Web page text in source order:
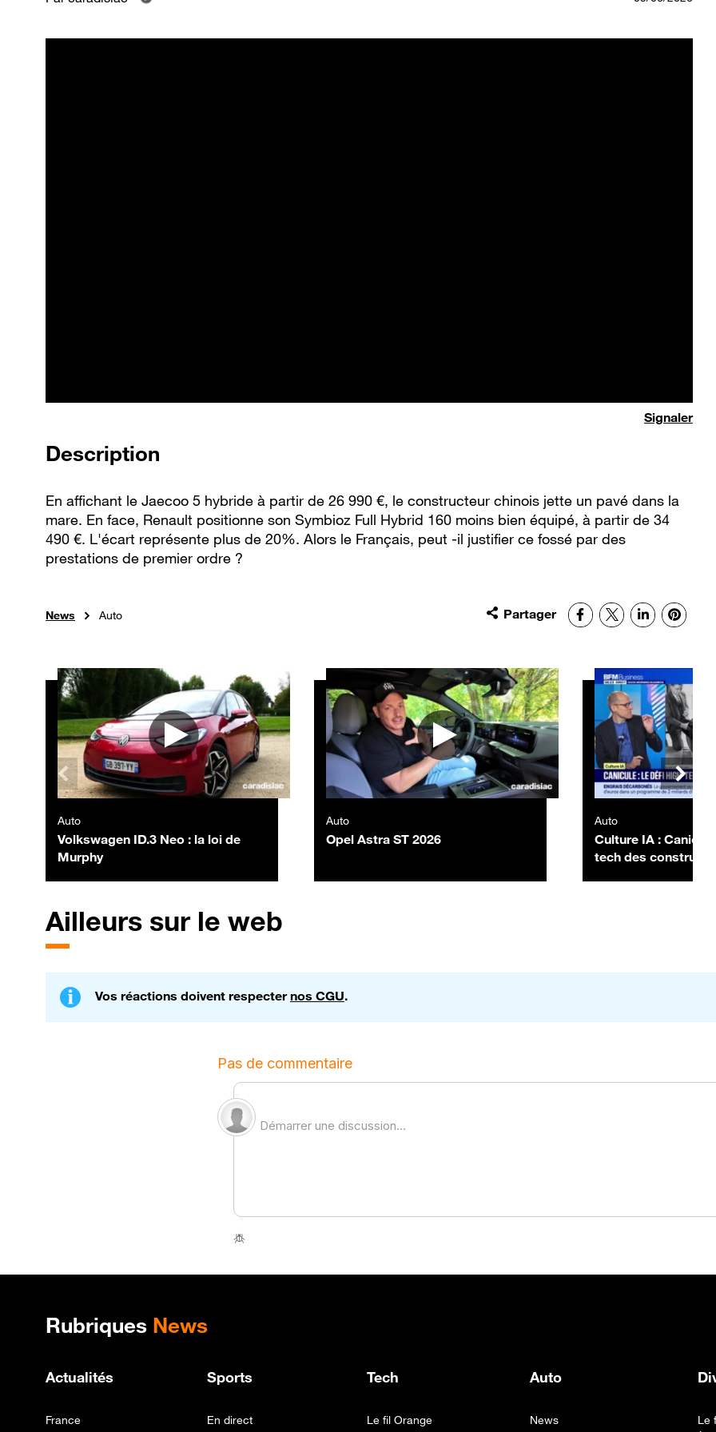
Signaler
Description
En affichant le Jaecoo 5 hybride à partir de 26 990 €, le constructeur chinois jette un pavé dans la
mare. En face, Renault positionne son Symbioz Full Hybrid 160 moins bien équipé, à partir de 34
490 €. L'écart représente plus de 20%. Alors le Français, peut -il justifier ce fossé par des
prestations de premier ordre ?
News Auto Partager Facebook
X LinkedIn
Autres vidéos
Auto
Volkswagen ID.3 Neo : la loi de
Murphy
Auto
Opel Astra ST 2026
Auto
Culture IA :
tech des
Ailleurs sur le web
Vos réactions doivent respecternos CGU.
Plan de site
Rubriques News
Actualités
France
Sports
En direct
Tech
Le fil Orange
Auto
News
Le